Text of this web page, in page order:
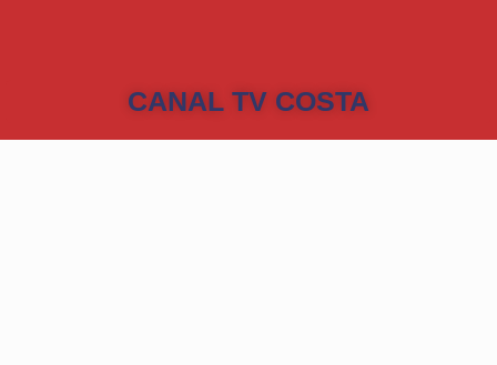
CANAL TV COSTA